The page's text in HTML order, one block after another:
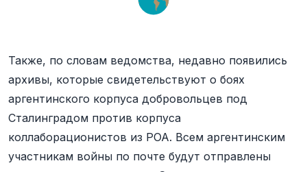
Также, по словам ведомства, недавно появились
архивы, которые свидетельствуют о боях
аргентинского корпуса добровольцев под
Сталинградом против корпуса
коллаборационистов из РОА. Всем аргентинским
участникам войны по почте будут отправлены